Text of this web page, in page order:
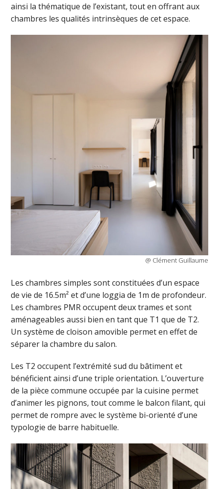
ainsi la thématique de l’existant, tout en offrant aux
chambres les qualités intrinsèques de cet espace.
@ Clément Guillaume
Les chambres simples sont constituées d’un espace
de vie de 16.5m² et d’une loggia de 1m de profondeur.
Les chambres PMR occupent deux trames et sont
aménageables aussi bien en tant que T1 que de T2.
Un système de cloison amovible permet en effet de
séparer la chambre du salon.
Les T2 occupent l’extrémité sud du bâtiment et
bénéficient ainsi d’une triple orientation. L’ouverture
de la pièce commune occupée par la cuisine permet
d’animer les pignons, tout comme le balcon filant, qui
permet de rompre avec le système bi-orienté d’une
typologie de barre habituelle.